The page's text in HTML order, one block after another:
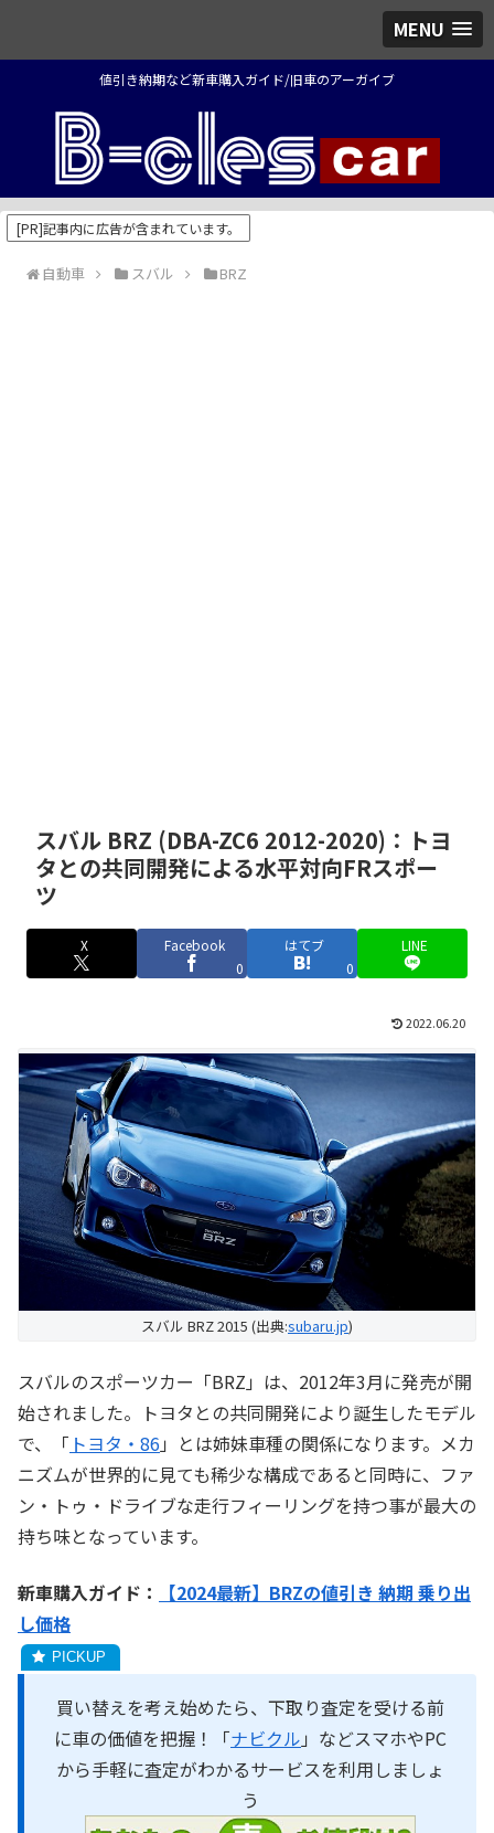
MENU
値引き納期など新車購入ガイド/旧車のアーガイブ
[PR]記事内に広告が含まれています。
自動車 スバル BRZ
スバル BRZ (DBA-ZC6 2012-2020)：トヨ
タとの共同開発による水平対向FRスポー
ツ
X
Facebook
0
はてブ
0
LINE
2022.06.20
スバル BRZ 2015 (出典:subaru.jp)
スバルのスポーツカー「BRZ」は、2012年3月に発売が開
始されました。トヨタとの共同開発により誕生したモデル
で、「 トヨタ・86」とは姉妹車種の関係になります。メカ
ニズムが世界的に見ても稀少な構成であると同時に、ファ
ン・トゥ・ドライブな走行フィーリングを持つ事が最大の
持ち味となっています。
新車購入ガイド：
【2024最新】BRZの値引き 納期 乗り出
し価格
買い替えを考え始めたら、下取り査定を受ける前
に車の価値を把握！「ナビクル 」などスマホやPC
から手軽に査定がわかるサービスを利用しましょ
う